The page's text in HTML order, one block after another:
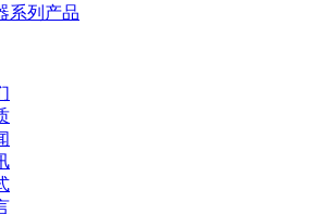
系列产品